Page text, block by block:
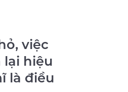
việc
hiệu
là điều